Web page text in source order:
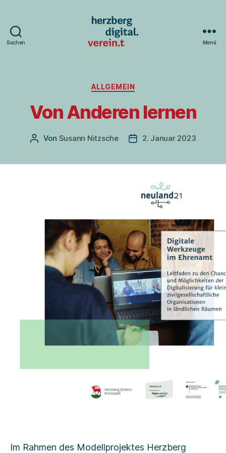
Suchen Menü
Kategorien
ALLGEMEIN
Von Anderen lernen
Beitragsautor
Von Susann Nitzsche Veröffentlichungsdatum
2. Januar 2023
Im Rahmen des Modellprojektes Herzberg